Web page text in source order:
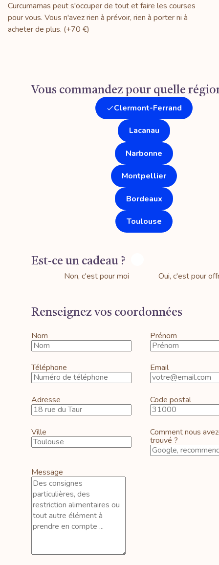
Curcumamas peut s'occuper de tout et faire les courses
pour vous. Vous n'avez rien à prévoir, rien à porter ni à
acheter de plus. (+70 €)
Vous commandez pour quelle
Clermont-Ferrand
Lacanau
Narbonne
Montpellier
Bordeaux
Toulouse
Est-ce un cadeau ?
Non, c'est pour moi Oui, c'est pour
Renseignez vos coordonnées
Nom Prénom
Téléphone Email
Adresse Code postal
Ville Comment nous
trouvé ?
Message